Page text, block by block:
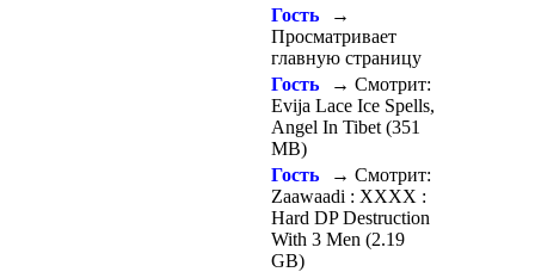
Гость
→
Просматривает
главную страницу
Гость
→ Смотрит:
Evija Lace Ice Spells,
Angel In Tibet (351
MB)
Гость
→ Смотрит:
Zaawaadi : XXXX :
Hard DP Destruction
With 3 Men (2.19
GB)